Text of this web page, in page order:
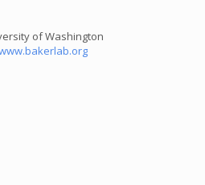
of Washington